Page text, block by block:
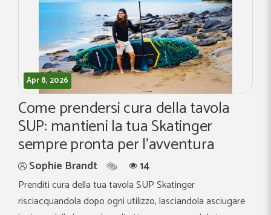
Mar 28, 2026
Perché scegliere Skatinger SUP?
Sebastian Wilken 14
Scopri perché le tavole SUP Skatinger sono la scelta
ideale per le acque europee, gli amanti della natura e gli
avventurieri di ogni giorno. Progettate per offrire
prestazioni elevate, costruite per resistere alle condizioni